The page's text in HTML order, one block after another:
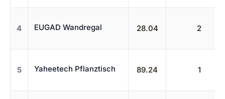
4 EUGAD Wandregal 28.04 2
5 Yaheetech Pflanztisch 89.24 1